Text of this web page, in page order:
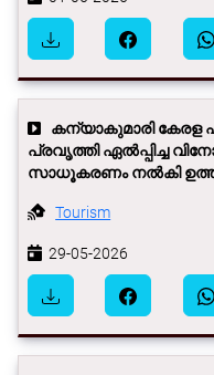
കന്യാകുമാരി കേരള
പ്രവൃത്തി ഏല്‍പ്പിച്ച
സാധൂകരണം നല്‍കി ഉത്തരവ്.
Tourism
29-05-2026